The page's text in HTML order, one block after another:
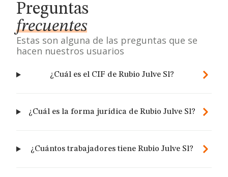
Preguntas
frecuentes
Estas son alguna de las preguntas que se
hacen nuestros usuarios
¿Cuál es el CIF de Rubio Julve Sl?
¿Cuál es la forma jurídica de Rubio Julve Sl?
¿Cuántos trabajadores tiene Rubio Julve Sl?